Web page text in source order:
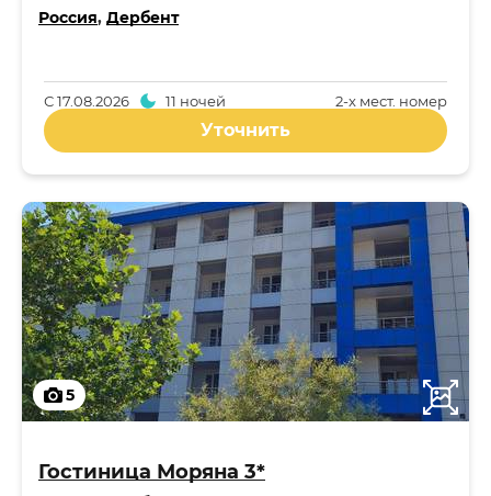
Россия, Дербент
2-x мест. номер
С17.08.2026 11 ночей
Уточнить
5
Гостиница Моряна 3*